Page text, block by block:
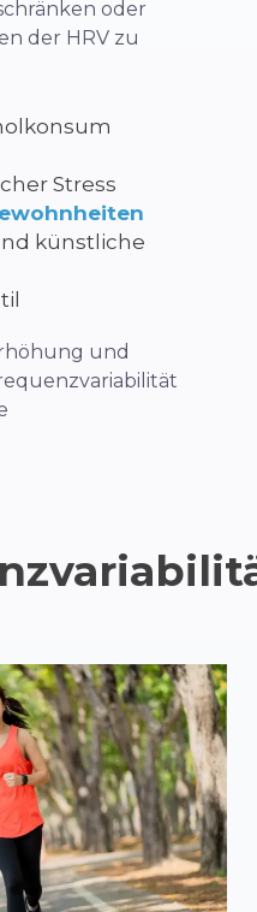
oder
der HRV zu
Stress
künstliche
und